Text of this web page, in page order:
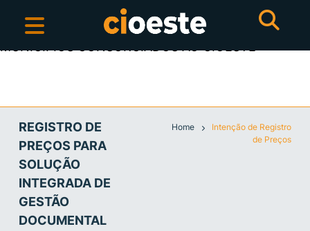
REGISTRO DE PREÇOS PARA SOLUÇÃO INTEGRADA
DE GESTÃO DOCUMENTAL FISICA E DIGITAL DOS
REGISTRO DE
PREÇOS PARA
SOLUÇÃO
INTEGRADA DE
GESTÃO
DOCUMENTAL
Home
Intenção de Registro
de Preços